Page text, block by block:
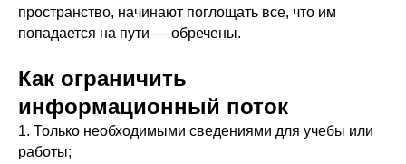
пространство, начинают поглощать все, что им
попадается на пути — обречены.
Как ограничить
информационный поток
1. Только необходимыми сведениями для учебы или
работы;